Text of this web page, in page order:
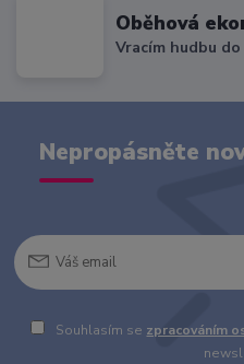
Oběhová
Vracím hudbu
Nepropásněte
Souhlasím se zpracováním